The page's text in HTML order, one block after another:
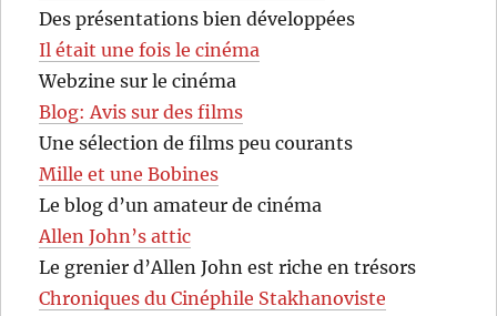
Des présentations bien développées
Il était une fois le cinéma
Webzine sur le cinéma
Blog: Avis sur des films
Une sélection de films peu courants
Mille et une Bobines
Le blog d’un amateur de cinéma
Allen John’s attic
Le grenier d’Allen John est riche en trésors
Chroniques du Cinéphile Stakhanoviste